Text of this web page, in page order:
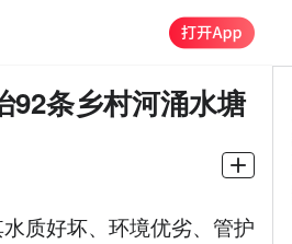
92条乡村河涌水塘
质好坏、环境优劣、管护